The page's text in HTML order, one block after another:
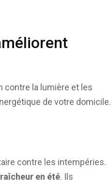
contre la lumière et les
de votre domicile.
contre les intempéries.
en été. Ils